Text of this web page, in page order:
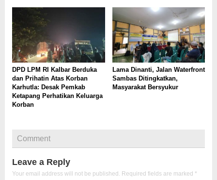
DPD LPM RI Kalbar Berduka
dan Prihatin Atas Korban
Karhutla: Desak Pemkab
Ketapang Perhatikan Keluarga
Korban
Lama Dinanti, Jalan Waterfront
Sambas Ditingkatkan,
Masyarakat Bersyukur
Comment
Leave a Reply
Your email address will not be published. Required fields are marked *